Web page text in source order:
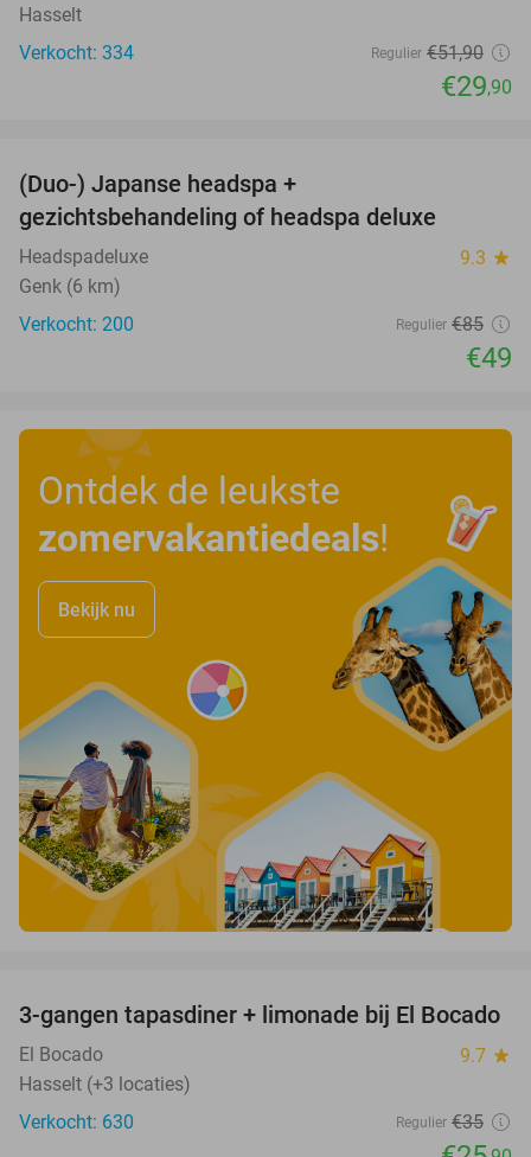
Hasselt
Verkocht: 334
Regulier €51,90
€29,90
SOLD
OUT
(Duo-) Japanse headspa +
gezichtsbehandeling of headspa deluxe
Headspadeluxe 9.3 star
Genk (6 km)
Verkocht: 200
Regulier €85
€49
Ontdek de leukste
zomervakantiedeals!
Bekijk nu
26%
3-gangen tapasdiner + limonade bij El Bocado
El Bocado 9.7 star
Hasselt (+3 locaties)
Verkocht: 630
Regulier €35